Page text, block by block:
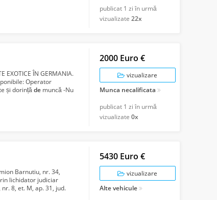
publicat 1 zi în urmă
vizualizate 22x
EXOTICE ÎN GERMANIA.
Operator
și dorințăde muncă -Nu
2000 Euro €
vizualizare
Munca necalificata
publicat 1 zi în urmă
vizualizate 0x
Barnutiu, nr. 34,
lichidator judiciar
8, et. M, ap. 31, jud.
5430 Euro €
vizualizare
Alte vehicule